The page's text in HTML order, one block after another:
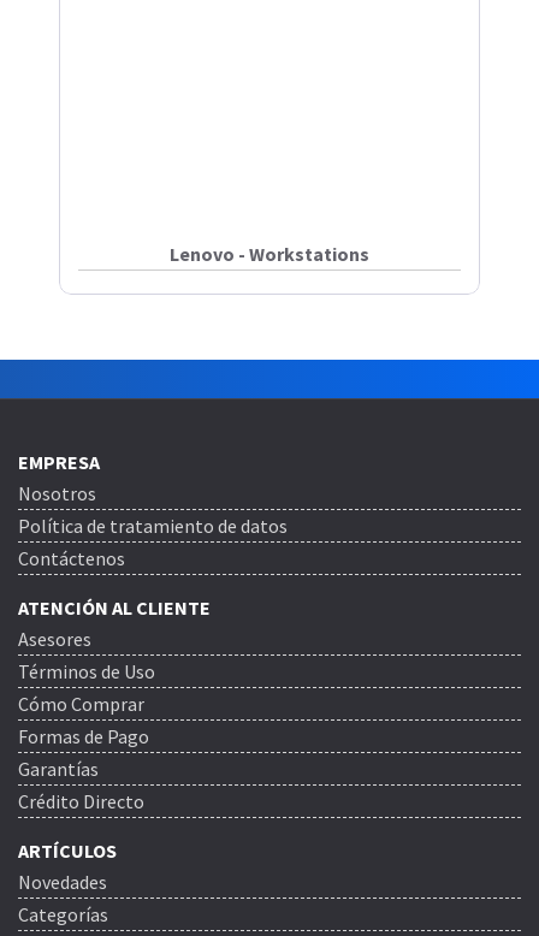
Lenovo - Workstations
EMPRESA
Nosotros
Política de tratamiento de datos
Contáctenos
ATENCIÓN AL CLIENTE
Asesores
Términos de Uso
Cómo Comprar
Formas de Pago
Garantías
Crédito Directo
ARTÍCULOS
Novedades
Categorías